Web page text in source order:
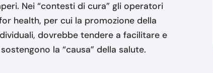
Nei “contesti di cura” gli operatori
health, per cui la promozione della
dovrebbe tendere a facilitare e
la “causa” della salute.